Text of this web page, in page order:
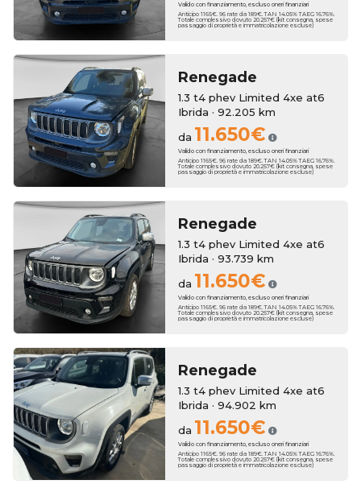
Valido con finanziamento, escluso oneri finanziari
Anticipo 1165€. 96 rate da 189€. TAN 14.05% TAEG 16.76%.
Totale complessivo dovuto 20.257€ (kit consegna, spese
passaggio di proprietà e immatricolazione escluse)
Renegade
1.3 t4 phev Limited 4xe at6
Ibrida · 92.205 km
da 11.650€
Valido con finanziamento, escluso oneri finanziari
Anticipo 1165€. 96 rate da 189€. TAN 14.05% TAEG 16.76%.
Totale complessivo dovuto 20.257€ (kit consegna, spese
passaggio di proprietà e immatricolazione escluse)
Renegade
1.3 t4 phev Limited 4xe at6
Ibrida · 93.739 km
da 11.650€
Valido con finanziamento, escluso oneri finanziari
Anticipo 1165€. 96 rate da 189€. TAN 14.05% TAEG 16.76%.
Totale complessivo dovuto 20.257€ (kit consegna, spese
passaggio di proprietà e immatricolazione escluse)
Renegade
1.3 t4 phev Limited 4xe at6
Ibrida · 94.902 km
da 11.650€
Valido con finanziamento, escluso oneri finanziari
Anticipo 1165€. 96 rate da 189€. TAN 14.05% TAEG 16.76%.
Totale complessivo dovuto 20.257€ (kit consegna, spese
passaggio di proprietà e immatricolazione escluse)